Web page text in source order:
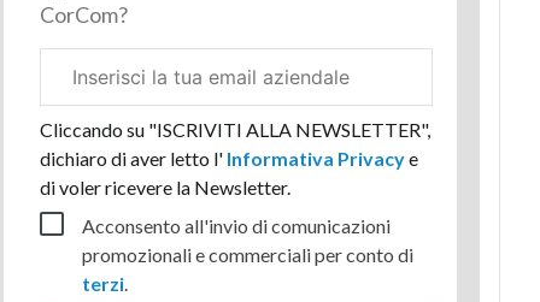
CorCom?
aziendale
Cliccando su "ISCRIVITI ALLA NEWSLETTER",
dichiaro di aver letto l'Informativa Privacye
di voler ricevere la Newsletter.
Acconsento all'invio di comunicazioni
promozionali e commerciali per conto di
terzi.